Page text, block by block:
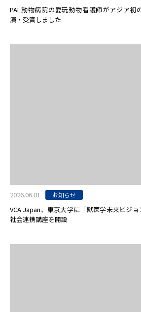
PAL動物病院の愛玩動物看護師がアジア初
演・受賞しました
2026.06.01 お知らせ
VCA Japan、東京大学に「獣医学未来ビジョ
社会連携講座を開設